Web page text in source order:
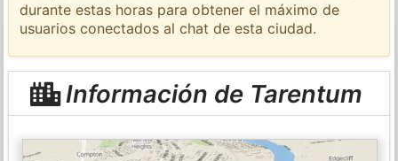
durante estas horas para obtener el máximo de
usuarios conectados al chat de esta ciudad.
Información de Tarentum